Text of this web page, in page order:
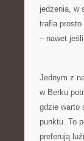
jedzenia, w
trafia
– nawet
Jednym z
w Berku
gdzie warto
punktu. To
preferują